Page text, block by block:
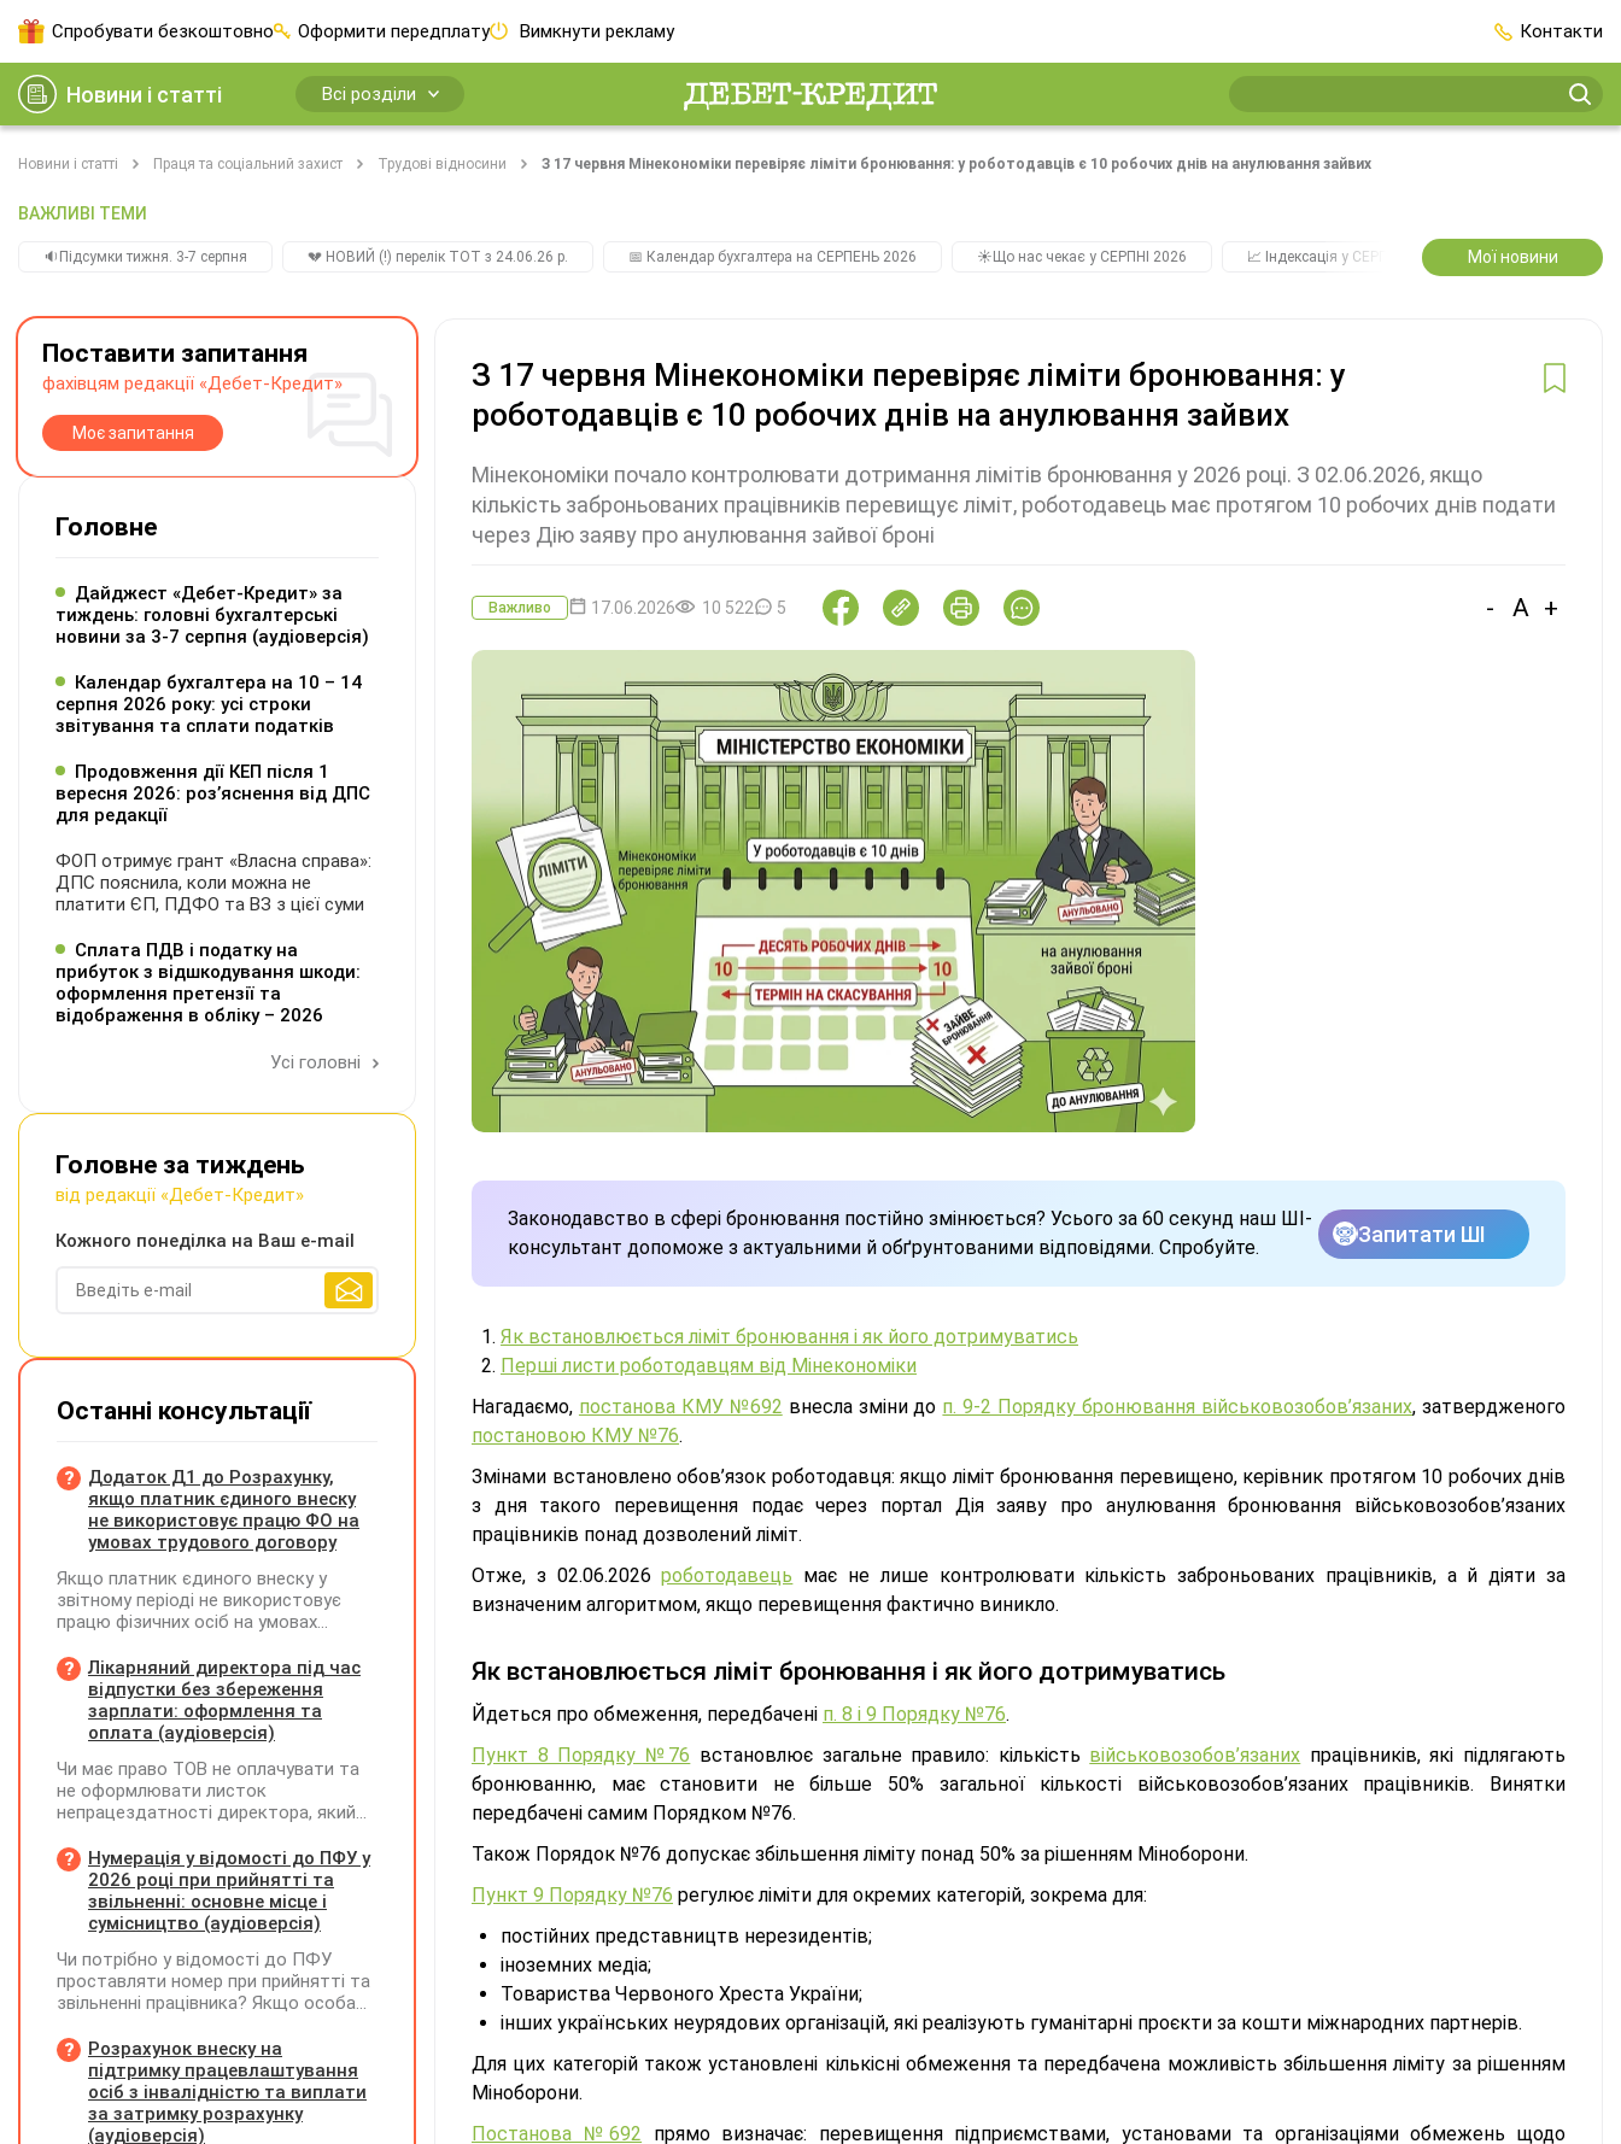
Спробувати безкоштовно Оформити передплату Вимкнути рекламу Контакти
Новини і статті Всі розділи
Новини і статті Праця та соціальний захист Трудові відносини З 17 червня Мінекономіки перевіряє ліміти бронювання: у роботодавців є 10 робочих днів на анулювання зайвих
ВАЖЛИВІ ТЕМИ
🔉Підсумки тижня. 3-7 серпня 💔 НОВИЙ (!) перелік ТОТ з 24.06.26 р. 📅 Календар бухгалтера на СЕРПЕНЬ 2026 ☀️Що нас чекає у СЕРПНІ 2026 📈 Індексація у СЕРПНІ 2️⃣0️⃣2️⃣7️⃣ Усі ключові
Мої новини
З 17 червня Мінекономіки перевіряє ліміти бронювання: у
роботодавців є 10 робочих днів на анулювання зайвих
Мінекономіки почало контролювати дотримання лімітів бронювання у 2026 році. З 02.06.2026, якщо
кількість заброньованих працівників перевищує ліміт, роботодавець має протягом 10 робочих днів подати
через Дію заяву про анулювання зайвої броні
Важливо 17.06.2026 10 522 5 - A +
Законодавство в сфері бронювання постійно змінюється? Усього за 60 секунд наш ШІ-
консультант допоможе з актуальними й обґрунтованими відповідями. Спробуйте.
Запитати ШІ
Як встановлюється ліміт бронювання і як його дотримуватись
Перші листи роботодавцям від Мінекономіки
Нагадаємо, постанова КМУ №692 внесла зміни до п. 9-2 Порядку бронювання військовозобов’язаних, затвердженого
постановою КМУ №76.
Змінами встановлено обов’язок роботодавця: якщо ліміт бронювання перевищено, керівник протягом 10 робочих днів
з дня такого перевищення подає через портал Дія заяву про анулювання бронювання військовозобов’язаних
працівників понад дозволений ліміт.
Отже, з 02.06.2026роботодавець має не лише контролювати кількість заброньованих працівників, а й діяти за
визначеним алгоритмом, якщо перевищення фактично виникло.
Як встановлюється ліміт бронювання і як його дотримуватись
Йдеться про обмеження, передбачені п. 8 і 9 Порядку №76.
Пункт 8 Порядку №76 встановлює загальне правило: кількість військовозобов’язаних працівників, які підлягають
бронюванню, має становити не більше 50% загальної кількості військовозобов’язаних працівників. Винятки
передбачені самим Порядком №76.
Також Порядок №76 допускає збільшення ліміту понад 50% за рішенням Міноборони.
Пункт 9 Порядку №76 регулює ліміти для окремих категорій, зокрема для:
постійних представництв нерезидентів;
іноземних медіа;
Товариства Червоного Хреста України;
інших українських неурядових організацій, які реалізують гуманітарні проєкти за кошти міжнародних партнерів.
Для цих категорій також установлені кількісні обмеження та передбачена можливість збільшення ліміту за рішенням
Міноборони.
Постанова №692 прямо визначає: перевищення підприємствами, установами та організаціями обмежень щодо
Поставити запитання
фахівцям редакції «Дебет-Кредит»
Моє запитання
Головне
Дайджест «Дебет-Кредит» за
тиждень: головні бухгалтерські
новини за 3-7 серпня (аудіоверсія)
Календар бухгалтера на 10 – 14
серпня 2026 року: усі строки
звітування та сплати податків
Продовження дії КЕП після 1
вересня 2026: розʼяснення від ДПС
для редакції
ФОП отримує грант «Власна справа»:
ДПС пояснила, коли можна не
платити ЄП, ПДФО та ВЗ з цієї суми
Сплата ПДВ і податку на
прибуток з відшкодування шкоди:
оформлення претензії та
відображення в обліку – 2026
Усі головні
Головне за тиждень
від редакції «Дебет-Кредит»
Кожного понеділка на Ваш e-mail
Останні консультації
Додаток Д1 до Розрахунку,
якщо платник єдиного внеску
не використовує працю ФО на
умовах трудового договору
Якщо платник єдиного внеску у
звітному періоді не використовує
працю фізичних осіб на умовах
на інших умовах, передбачених
законодавством, Додаток Д1/
Додаток ФІЗ-Д1 за відповідний
період не подається
Лікарняний директора під час
відпустки без збереження
зарплати: оформлення та
оплата (аудіоверсія)
Чи має право ТОВ не оплачувати та
не оформлювати листок
непрацездатності директора, який
збереження заробітної плати під час
призупинення діяльності
підприємства?
Нумерація у відомості до ПФУ у
2026 році при прийнятті та
звільненні: основне місце і
сумісництво (аудіоверсія)
Чи потрібно у відомості до ПФУ
проставляти номер при прийнятті та
звільненні працівника? Якщо особа
місцем роботи та за сумісництвом,
чи рахується це як два роботодавці?
Розрахунок внеску на
підтримку працевлаштування
осіб з інвалідністю та виплати
за затримку розрахунку
(аудіоверсія)